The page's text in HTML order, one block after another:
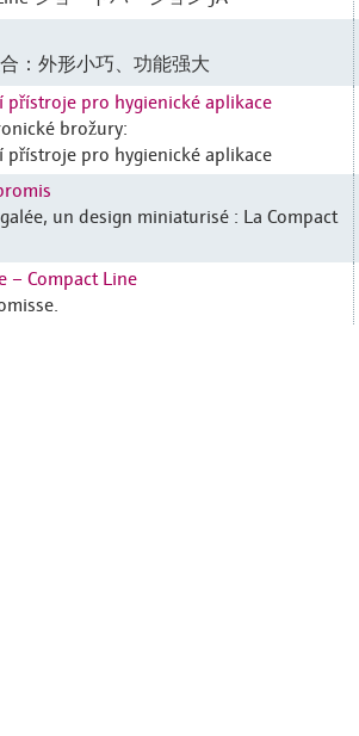
：外形小巧、功能强大
přístroje pro hygienické aplikace
brožury:
přístroje pro hygienické aplikace
un design miniaturisé : La Compact
– Compact Line